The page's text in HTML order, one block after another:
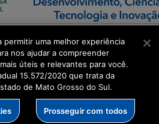
permitir uma melhor experiência
nos ajudar a compreender
úteis e relevantes para você.
15.572/2020 que trata da
de Mato Grosso do Sul.
Prosseguir com todos